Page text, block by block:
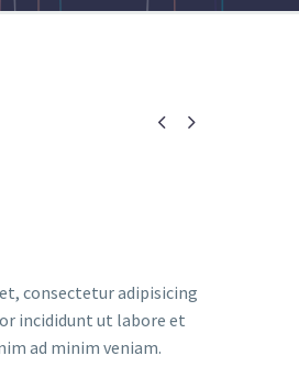
 
consectetur adipisicing
incididunt ut labore et
ad minim veniam.